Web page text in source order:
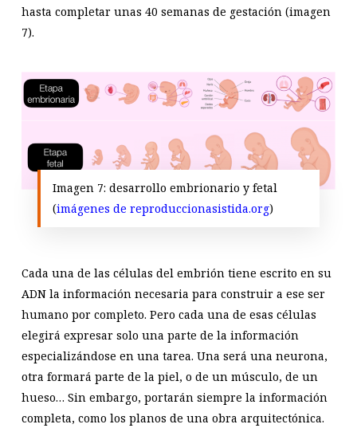
hasta completar unas 40 semanas de gestación (imagen
7).
Imagen 7: desarrollo embrionario y fetal
(imágenes de reproduccionasistida.org)
Cada una de las células del embrión tiene escrito en su
ADN la información necesaria para construir a ese ser
humano por completo. Pero cada una de esas células
elegirá expresar solo una parte de la información
especializándose en una tarea. Una será una neurona,
otra formará parte de la piel, o de un músculo, de un
hueso… Sin embargo, portarán siempre la información
completa, como los planos de una obra arquitectónica.